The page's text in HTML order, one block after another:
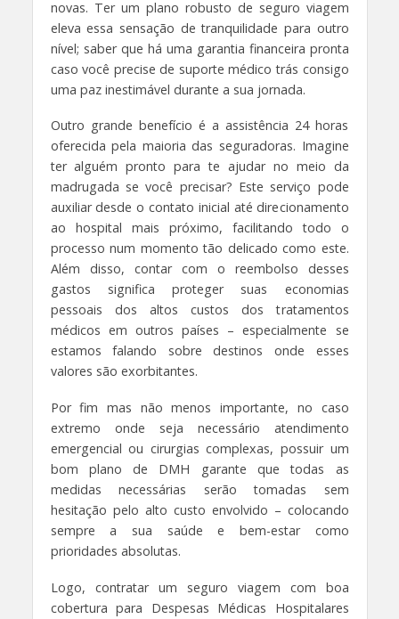
novas. Ter um plano robusto de seguro viagem
eleva essa sensação de tranquilidade para outro
nível; saber que há uma garantia financeira pronta
caso você precise de suporte médico trás consigo
uma paz inestimável durante a sua jornada.
Outro grande benefício é a assistência 24 horas
oferecida pela maioria das seguradoras. Imagine
ter alguém pronto para te ajudar no meio da
madrugada se você precisar? Este serviço pode
auxiliar desde o contato inicial até direcionamento
ao hospital mais próximo, facilitando todo o
processo num momento tão delicado como este.
Além disso, contar com o reembolso desses
gastos significa proteger suas economias
pessoais dos altos custos dos tratamentos
médicos em outros países – especialmente se
estamos falando sobre destinos onde esses
valores são exorbitantes.
Por fim mas não menos importante, no caso
extremo onde seja necessário atendimento
emergencial ou cirurgias complexas, possuir um
bom plano de DMH garante que todas as
medidas necessárias serão tomadas sem
hesitação pelo alto custo envolvido – colocando
sempre a sua saúde e bem-estar como
prioridades absolutas.
Logo, contratar um seguro viagem com boa
cobertura para Despesas Médicas Hospitalares